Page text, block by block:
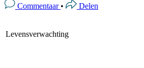
Commentaar • Delen
Levensverwachting